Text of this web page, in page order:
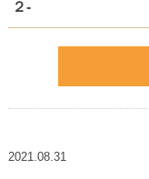
２-
2021.08.31